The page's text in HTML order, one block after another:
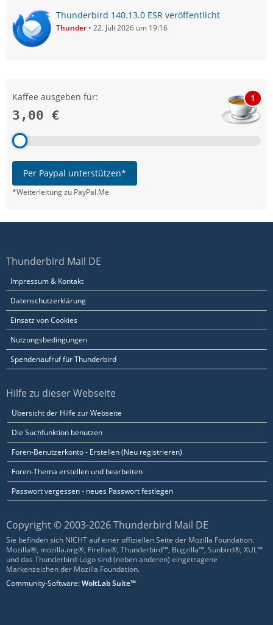
Thunderbird 140.13.0 ESR veröffentlicht
Thunder 22. Juli 2026 um 19:16
Kaffee ausgeben für:
3,00 €
1
Per Paypal unterstützen*
*Weiterleitung zu PayPal.Me
Thunderbird Mail DE
Impressum & Kontakt
Datenschutzerklärung
Einsatz von Cookies
Nutzungsbedingungen
Spendenaufruf für Thunderbird
Hilfe zu dieser Webseite
Übersicht der Hilfe zur Webseite
Die Suchfunktion benutzen
Foren-Benutzerkonto - Erstellen (Neu registrieren)
Foren-Thema erstellen und bearbeiten
Passwort vergessen - neues Passwort festlegen
Copyright © 2003-2026 Thunderbird Mail DE
Sie befinden sich NICHT auf einer offiziellen Seite der Mozilla Foundation.
Mozilla®, mozilla.org®, Firefox®, Thunderbird™, Bugzilla™, Sunbird®, XUL™
und das Thunderbird-Logo sind (neben anderen) eingetragene
Markenzeichen der Mozilla Foundation.
Community-Software:WoltLab Suite™